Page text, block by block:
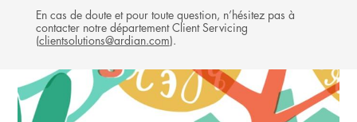
En cas de doute et pour toute question, n’hésitez pas à
contacter notre département Client Servicing
(clientsolutions@ardian.com).